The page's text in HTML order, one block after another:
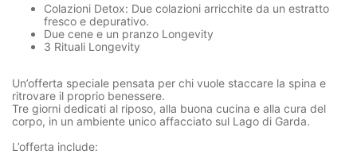
Colazioni Detox: Due colazioni arricchite da un estratto
fresco e depurativo.
Due cene e un pranzo Longevity
3 Rituali Longevity
Un’offerta speciale pensata per chi vuole staccare la spina e
ritrovare il proprio benessere.
Tre giorni dedicati al riposo, alla buona cucina e alla cura del
corpo, in un ambiente unico affacciato sul Lago di Garda.
L’offerta include: